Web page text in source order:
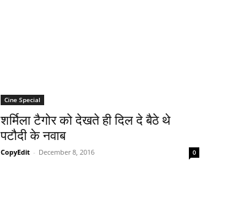
Cine Special
शर्मिला टैगोर को देखते ही दिल दे बैठे थे
पटौदी के नवाब
CopyEdit - December 8, 2016 0